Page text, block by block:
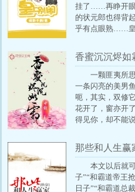
挂了……再睁开眼
的状元郎也得背
乎有点眼熟……
香蜜沉沉烬如
一颗匪夷所
一条闪亮的美男
呃，其实，双修
花开了，窗亦开
得见你，却不能
那些和人生赢
本文以后就
子”“和霸道帝王
日子”“和霸道总